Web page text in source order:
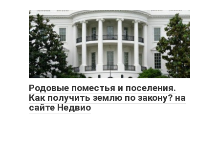
Родовые поместья и поселения.
Как получить землю по закону? на
сайте Недвио